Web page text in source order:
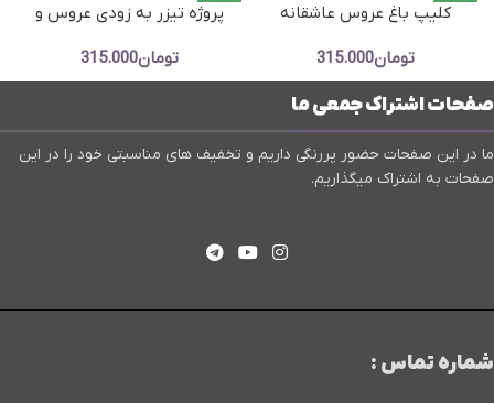
کلیپ باغ عروس عاشقانه
قلب منیتومان315.000
پروژه تیزر به زودی عروس و
پیش نمایش
تومان315.000
صفحات اشتراک جمعی ما
ما در این صفحات حضور پررنگی داریم و تخفیف های مناسبتی خود را در این
صفحات به اشتراک میگذاریم.
شماره تماس :